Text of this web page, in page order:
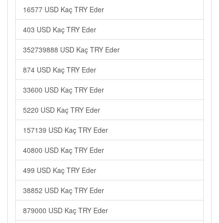
16577 USD Kaç TRY Eder
403 USD Kaç TRY Eder
352739888 USD Kaç TRY Eder
874 USD Kaç TRY Eder
33600 USD Kaç TRY Eder
5220 USD Kaç TRY Eder
157139 USD Kaç TRY Eder
40800 USD Kaç TRY Eder
499 USD Kaç TRY Eder
38852 USD Kaç TRY Eder
879000 USD Kaç TRY Eder